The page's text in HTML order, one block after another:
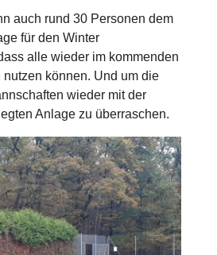
auch rund 30 Personen dem
für den Winter
alle wieder im kommenden
nutzen können. Und um die
wieder mit der
Anlage zu überraschen.